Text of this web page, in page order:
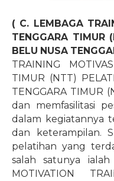
( C. LEMBAGA
TENGGARA TIMUR
BELU NUSA
TRAINING
TIMUR (NTT)
TENGGARA TIMUR
dan memfasilitasi
dalam kegiatannya
dan keterampilan.
pelatihan yang
salah satunya ialah
MOTIVATION